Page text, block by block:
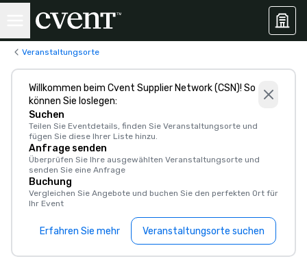
Veranstaltungsorte
Willkommen beim Cvent Supplier Network (CSN)! So
können Sie loslegen:
Suchen
Teilen Sie Eventdetails, finden Sie Veranstaltungsorte und
fügen Sie diese Ihrer Liste hinzu.
Anfrage senden
Überprüfen Sie Ihre ausgewählten Veranstaltungsorte und
senden Sie eine Anfrage
Buchung
Vergleichen Sie Angebote und buchen Sie den perfekten Ort für
Ihr Event
Erfahren Sie mehr Veranstaltungsorte suchen